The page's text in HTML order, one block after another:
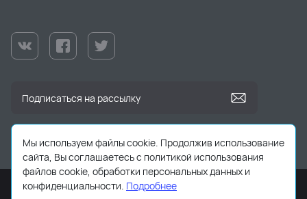
Мы используем файлы cookie. Продолжив использование
сайта, Вы соглашаетесь с политикой использования
файлов cookie, обработки персональных данных и
конфиденциальности. Подробнее